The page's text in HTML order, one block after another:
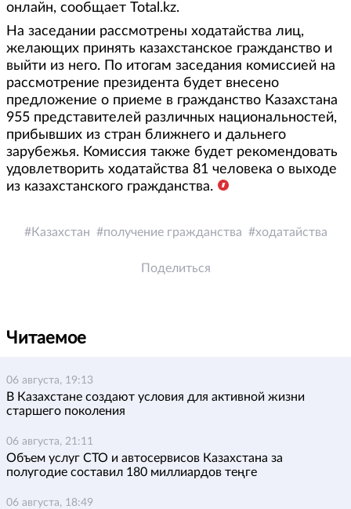
онлайн, сообщает Total.kz.
На заседании рассмотрены ходатайства лиц,
желающих принять казахстанское гражданство и
выйти из него. По итогам заседания комиссией на
рассмотрение президента будет внесено
предложение о приеме в гражданство Казахстана
955 представителей различных национальностей,
прибывших из стран ближнего и дальнего
зарубежья. Комиссия также будет рекомендовать
удовлетворить ходатайства 81 человека о выходе
из казахстанского гражданства.
Казахстан получение гражданства ходатайства
Поделиться
Читаемое
06 августа, 19:13
В Казахстане создают условия для активной жизни
старшего поколения
06 августа, 21:11
Объем услуг СТО и автосервисов Казахстана за
полугодие составил 180 миллиардов теңге
06 августа, 18:49